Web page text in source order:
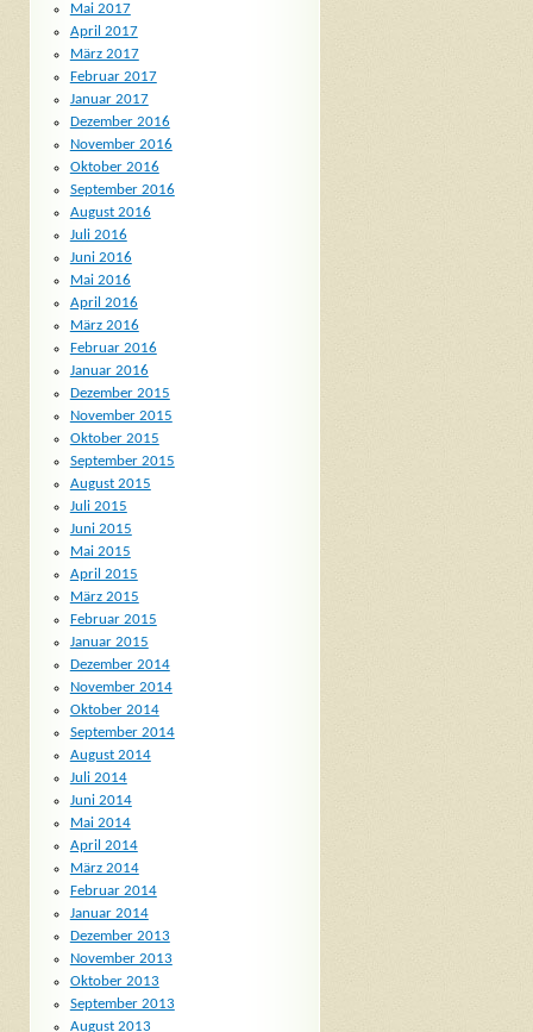
Mai 2017
April 2017
März 2017
Februar 2017
Januar 2017
Dezember 2016
November 2016
Oktober 2016
September 2016
August 2016
Juli 2016
Juni 2016
Mai 2016
April 2016
März 2016
Februar 2016
Januar 2016
Dezember 2015
November 2015
Oktober 2015
September 2015
August 2015
Juli 2015
Juni 2015
Mai 2015
April 2015
März 2015
Februar 2015
Januar 2015
Dezember 2014
November 2014
Oktober 2014
September 2014
August 2014
Juli 2014
Juni 2014
Mai 2014
April 2014
März 2014
Februar 2014
Januar 2014
Dezember 2013
November 2013
Oktober 2013
September 2013
August 2013